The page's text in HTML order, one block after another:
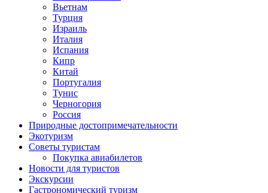
Вьетнам
Турция
Израиль
Италия
Испания
Кипр
Китай
Португалия
Тунис
Черногория
Россия
Природные достопримечательности
Экотуризм
Советы туристам
Покупка авиабилетов
Новости для туристов
Экскурсии
Гастрономический туризм